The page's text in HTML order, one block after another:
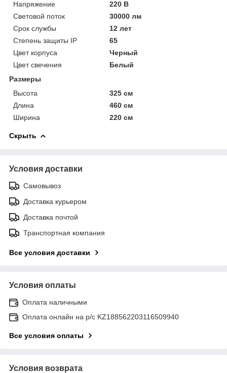
Напряжение
220 В
Световой поток
30000 лм
Срок службы
12 лет
Степень защиты IP
65
Цвет корпуса
Черный
Цвет свечения
Белый
Размеры
Высота
325 см
Длина
460 см
Ширина
220 см
Скрыть
Условия доставки
Самовывоз
Доставка курьером
Доставка почтой
Транспортная компания
Все условия доставки
Условия оплаты
Оплата наличными
Оплата онлайн на р/с KZ188562203116509940
Все условия оплаты
Условия возврата